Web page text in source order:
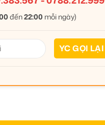
đến22:00 mỗi ngày)